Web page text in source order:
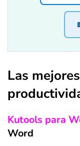
Las
Kutools para
Word